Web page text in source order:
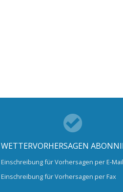
WETTERVORHERSAGEN
Einschreibung für Vorhersagen per E-Mail
Einschreibung für Vorhersagen per Fax